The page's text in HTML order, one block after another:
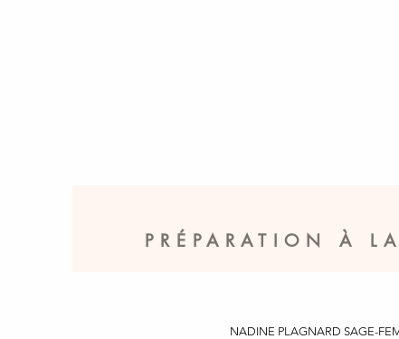
PRÉPARATION À
NADINE PLAGNARD SAGE-